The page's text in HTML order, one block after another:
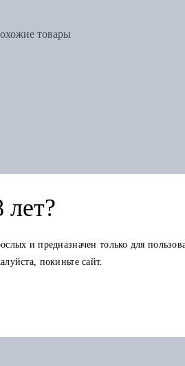
товары
и предназначен только для
покиньте сайт.